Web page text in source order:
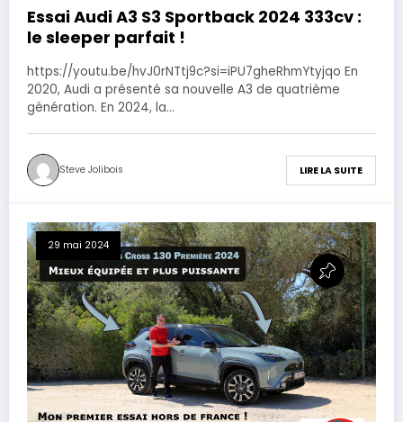
Essai Audi A3 S3 Sportback 2024 333cv :
le sleeper parfait !
https://youtu.be/hvJ0rNTtj9c?si=iPU7gheRhmYtyjqo En
2020, Audi a présenté sa nouvelle A3 de quatrième
génération. En 2024, la…
Steve Jolibois LIRE LA SUITE
29 mai 2024